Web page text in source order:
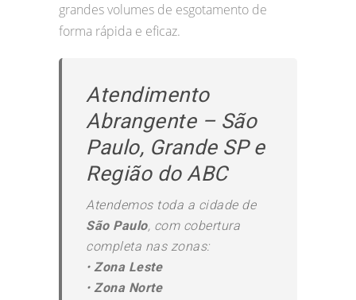
grandes volumes de esgotamento de
forma rápida e eficaz.
Atendimento
Abrangente – São
Paulo, Grande SP e
Região do ABC
Atendemos toda a cidade de
São Paulo, com cobertura
completa nas zonas:
• Zona Leste
• Zona Norte